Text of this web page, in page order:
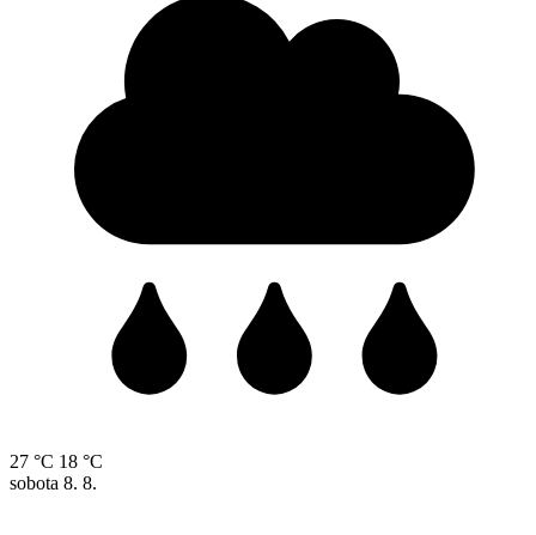
27 °C 18 °C
sobota 8. 8.